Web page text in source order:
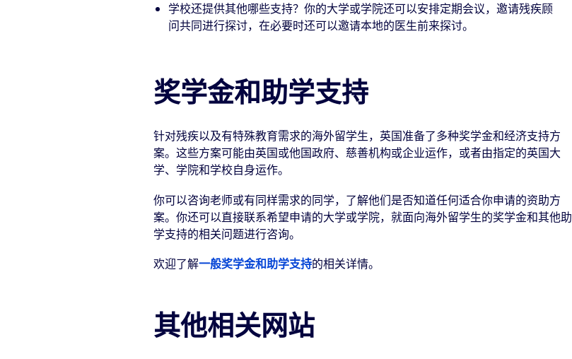
学校还提供其他哪些支持？你的大学或学院还可以安排定期会议，邀请残疾顾
问共同进行探讨，在必要时还可以邀请本地的医生前来探讨。
奖学金和助学支持
针对残疾以及有特殊教育需求的海外留学生，英国准备了多种奖学金和经济支持方
案。这些方案可能由英国或他国政府、慈善机构或企业运作，或者由指定的英国大
学、学院和学校自身运作。
你可以咨询老师或有同样需求的同学，了解他们是否知道任何适合你申请的资助方
案。你还可以直接联系希望申请的大学或学院，就面向海外留学生的奖学金和其他助
学支持的相关问题进行咨询。
欢迎了解一般奖学金和助学支持的相关详情。
其他相关网站